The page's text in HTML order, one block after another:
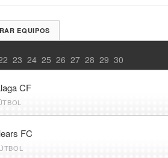
EQUIPOS
23 24 25 26 27 28 29 30
CF
FC